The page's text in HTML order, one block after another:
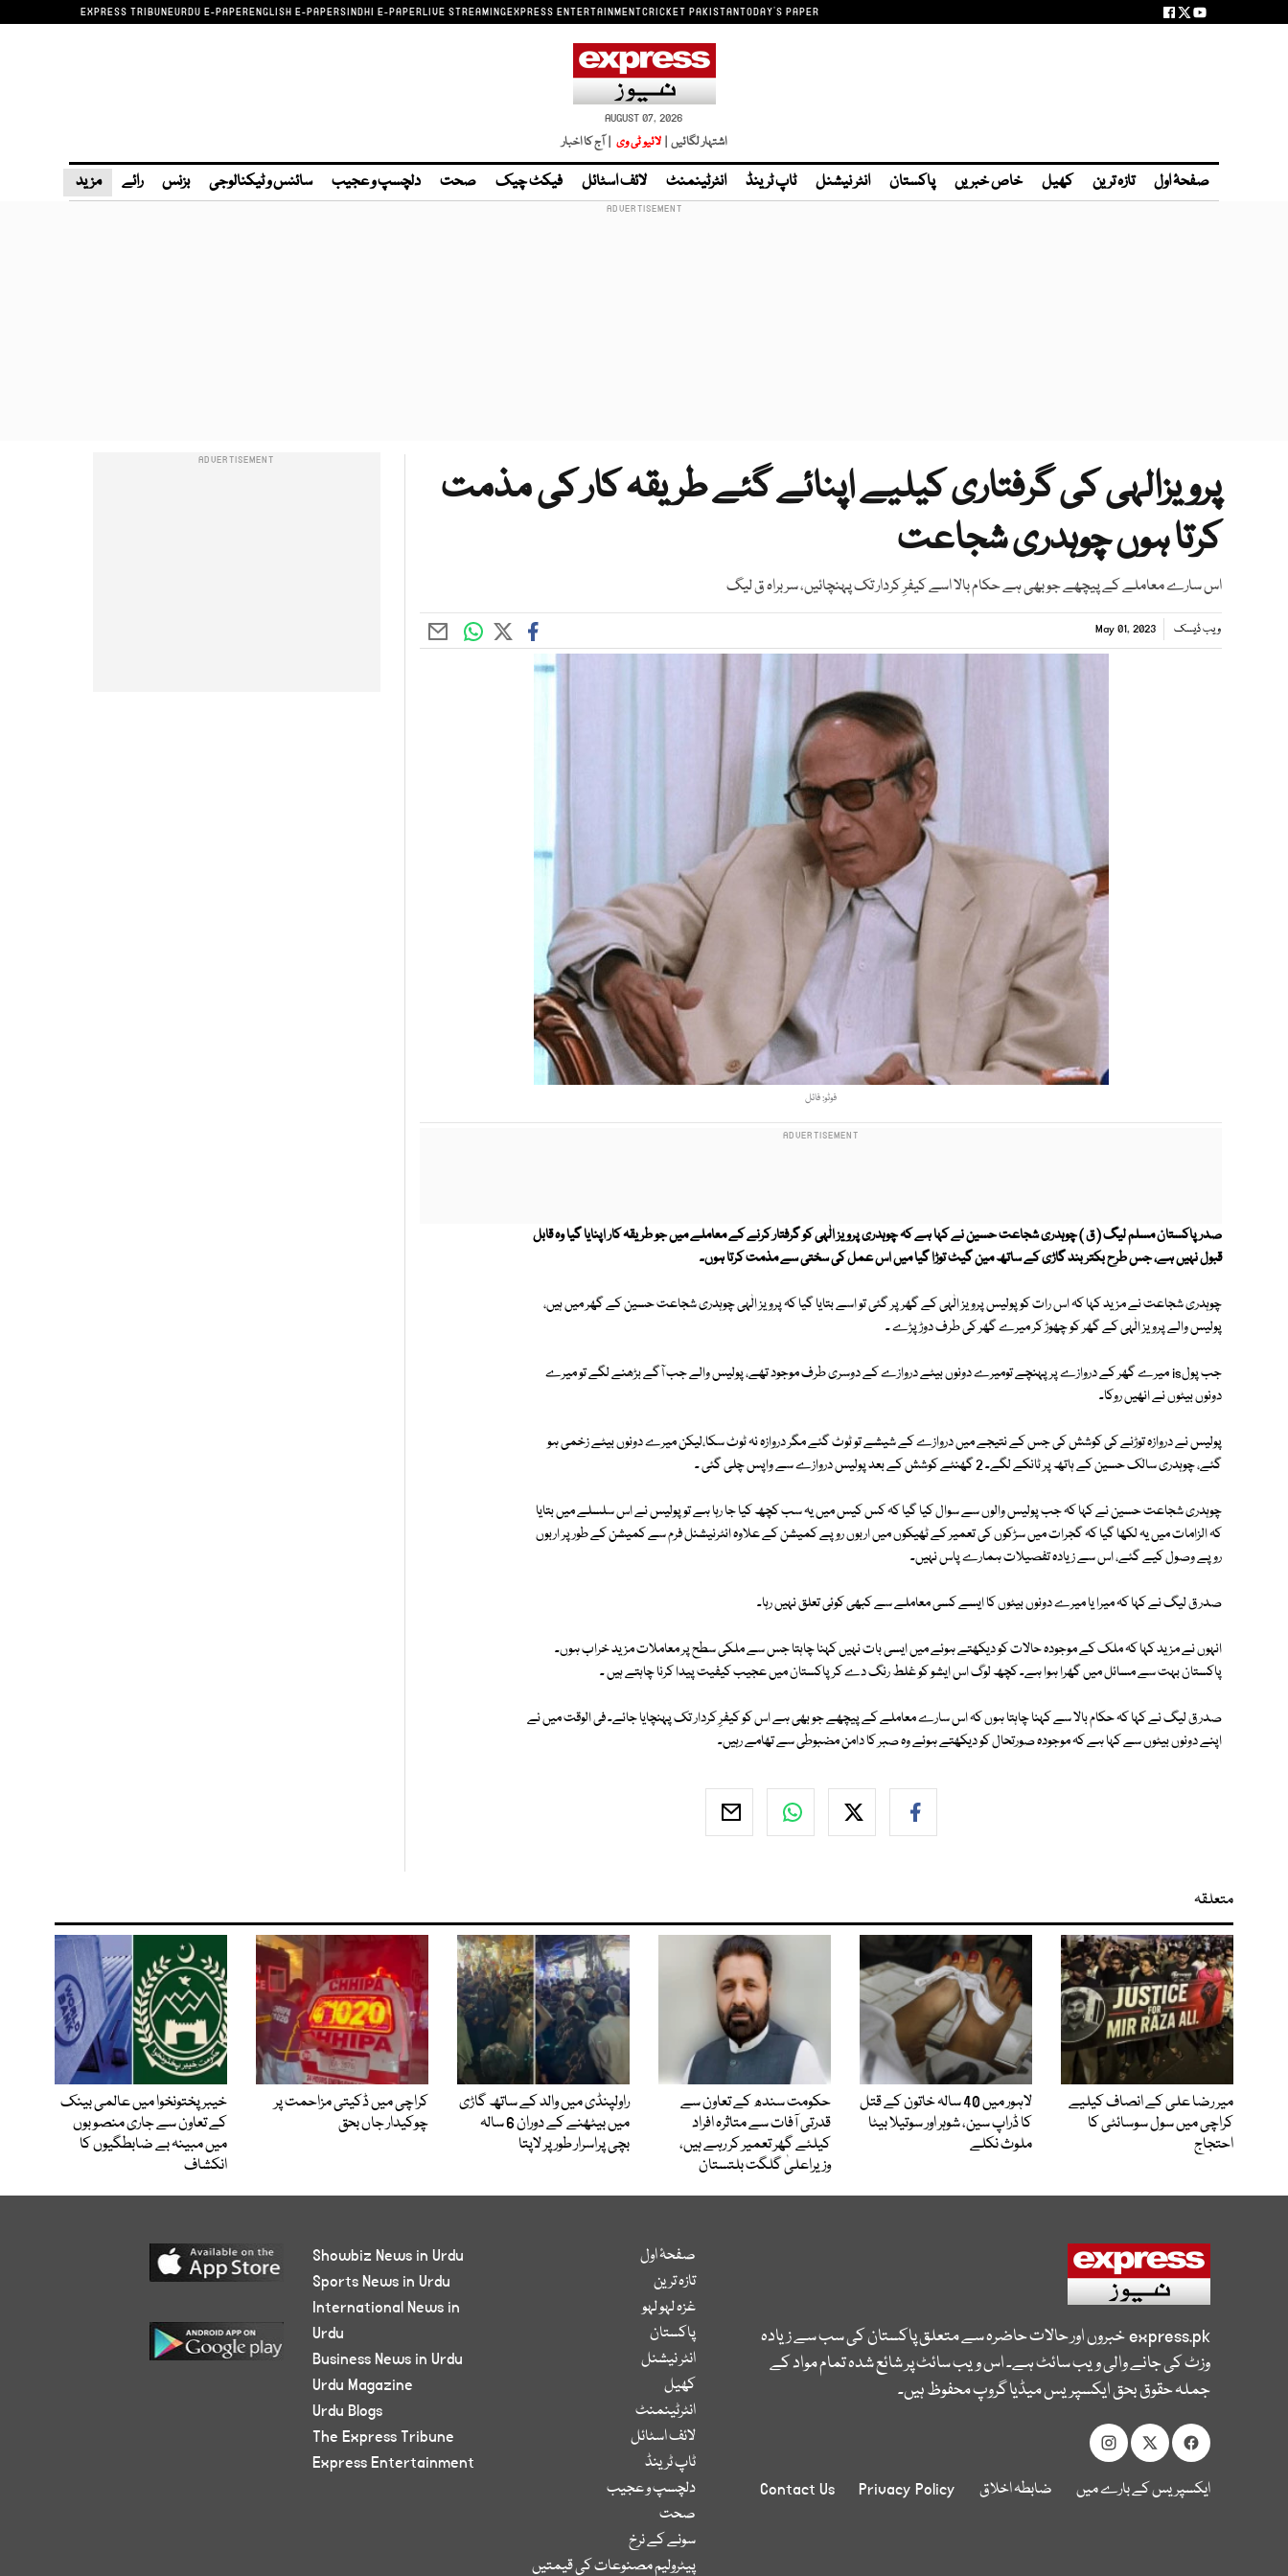
EXPRESS TRIBUNEURDU E-PAPERENGLISH E-PAPERSINDHI E-PAPERLIVE STREAMINGEXPRESS ENTERTAINMENTCRICKET PAKISTANTODAY'S PAPER
AUGUST 07, 2026
اشتہار لگائیں | لائیو ٹی وی | آج کا اخبار
صفحۂ اول تازہ ترین کھیل خاص خبریں پاکستان انٹر نیشنل ٹاپ ٹرینڈ انٹرٹینمنٹ لائف اسٹائل فیکٹ چیک صحت دلچسپ و عجیب سائنس و ٹیکنالوجی بزنس رائے مزید
پرویزالہی کی گرفتاری کیلیے اپنائے گئے طریقہ کار کی مذمت
کرتا ہوں چوہدری شجاعت
اس سارے معاملے کے پیچھے جو بھی ہے حکام بالا اسے کیفرِ کردار تک پہنچائیں، سربراہ ق لیگ
ویب ڈیسک May 01, 2023
فوٹو: فائل
صدر پاکستان مسلم لیگ ( ق ) چوہدری شجاعت حسین نے کہا ہے کہ چوہدری پرویز الٰہی کو گرفتار کرنے کے معاملے میں جو طریقہ کار اپنایا گیا وہ قابل
قبول نہیں ہے، جس طرح بکتر بند گاڑی کے ساتھ مین گیٹ توڑا گیا میں اس عمل کی سختی سے مذمت کرتا ہوں۔
چوہدری شجاعت نے مزید کہا کہ اس رات کو پولیس پرویز الٰہی کے گھر پر گئی تو اسے بتایا گیا کہ پرویز الٰہی چوہدری شجاعت حسین کے گھر میں ہیں،
پولیس والے پرویز الٰہی کے گھر کو چھوڑ کر میرے گھر کی طرف دوڑ پڑے ۔
جب پولis میرے گھر کے دروازے پر پہنچے تومیرے دونوں بیٹے دروازے کے دوسری طرف موجود تھے، پولیس والے جب آگے بڑھنے لگے تو میرے
دونوں بیٹوں نے انھیں روکا۔
پولیس نے دروازہ توڑنے کی کوشش کی جس کے نتیجے میں دروازے کے شیشے تو ٹوٹ گئے مگر دروازہ نہ ٹوٹ سکا،لیکن میرے دونوں بیٹے زخمی ہو
گئے، چوہدری سالک حسین کے ہاتھ پر ٹانکے لگے۔ 2 گھنٹے کوشش کے بعد پولیس دروازے سے واپس چلی گئی ۔
چوہدری شجاعت حسین نے کہا کہ جب پولیس والوں سے سوال کیا گیا کہ کس کیس میں یہ سب کچھ کیا جا رہا ہے تو پولیس نے اس سلسلے میں بتایا
کہ الزامات میں یہ لکھا گیا کہ گجرات میں سڑکوں کی تعمیر کے ٹھیکوں میں اربوں روپے کمیشن کے علاوہ انٹرنیشنل فرم سے کمیشن کے طور پر اربوں
روپے وصول کیے گئے، اس سے زیادہ تفصیلات ہمارے پاس نہیں۔
صدر ق لیگ نے کہا کہ میرا یا میرے دونوں بیٹوں کا ایسے کسی معاملے سے کبھی کوئی تعلق نہیں رہا۔
انہوں نے مزید کہا کہ ملک کے موجودہ حالات کو دیکھتے ہوئے میں ایسی بات نہیں کہنا چاہتا جس سے ملکی سطح پر معاملات مزید خراب ہوں۔
پاکستان بہت سے مسائل میں گھرا ہوا ہے۔ کچھ لوگ اس ایشو کو غلط رنگ دے کر پاکستان میں عجیب کیفیت پیدا کرنا چاہتے ہیں ۔
صدر ق لیگ نے کہا کہ حکام بالا سے کہنا چاہتا ہوں کہ اس سارے معاملے کے پیچھے جو بھی ہے اس کو کیفرِ کردار تک پہنچایا جائے۔ فی الوقت میں نے
اپنے دونوں بیٹوں سے کہا ہے کہ موجودہ صورتحال کو دیکھتے ہوئے وہ صبر کا دامن مضبوطی سے تھامے رہیں۔
متعلقہ
میر رضا علی کے انصاف کیلیے
کراچی میں سول سوسائٹی کا
احتجاج
لاہور میں 40 سالہ خاتون کے قتل
کا ڈراپ سین، شوہر اور سوتیلا بیٹا
ملوث نکلے
حکومت سندھ کے تعاون سے
قدرتی آفات سے متاثرہ افراد
کیلئے گھر تعمیر کر رہے ہیں،
وزیراعلیٰ گلگت بلتستان
راولپنڈی میں والد کے ساتھ گاڑی
میں بیٹھنے کے دوران 6 سالہ
بچی پراسرار طور پر لاپتا
کراچی میں ڈکیتی مزاحمت پر
چوکیدار جاں بحق
خیبرپختونخوا میں عالمی بینک
کے تعاون سے جاری منصوبوں
میں مبینہ بے ضابطگیوں کا
انکشاف
express.pkخبروں اور حالات حاضرہ سے متعلق پاکستان کی سب سے زیادہ
وزٹ کی جانے والی ویب سائٹ ہے۔ اس ویب سائٹ پر شائع شدہ تمام مواد کے
جملہ حقوق بحق ایکسپریس میڈیا گروپ محفوظ ہیں۔
ایکسپریس کے بارے میں ضابطہ اخلاق Privacy Policy
Contact Us
صفحۂ اول
تازہ ترین
غزہ لہو لہو
پاکستان
انٹر نیشنل
کھیل
انٹرٹینمنٹ
لائف اسٹائل
ٹاپ ٹرینڈ
دلچسپ و عجیب
صحت
سونے کے نرخ
پیٹرولیم مصنوعات کی قیمتیں
Showbiz News in Urdu
Sports News in Urdu
International News in
Urdu
Business News in Urdu
Urdu Magazine
Urdu Blogs
The Express Tribune
Express Entertainment